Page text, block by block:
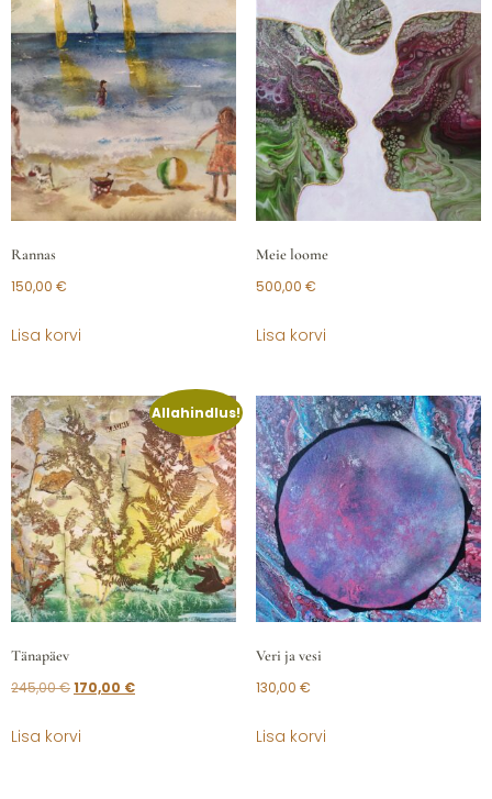
Rannas
150,00 €
Lisa korvi
Meie loome
500,00 €
Lisa korvi
Allahindlus!
Tänapäev
245,00€170,00 €
Lisa korvi
Veri ja vesi
130,00 €
Lisa korvi